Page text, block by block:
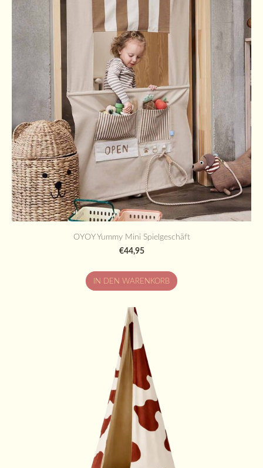
OYOY Yummy Mini Spielgeschäft
€44,95
IN DEN WARENKORB